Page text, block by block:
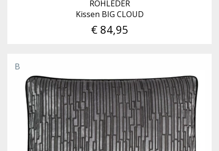
ROHLEDER
Kissen BIG CLOUD
€ 84,95
B